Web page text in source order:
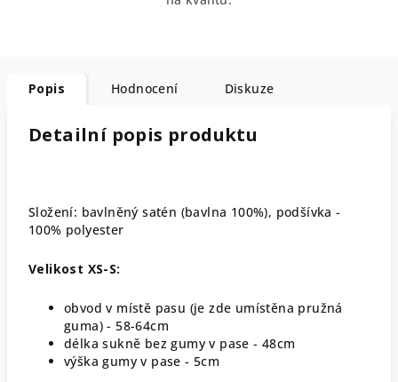
Popis Hodnocení Diskuze
Detailní popis produktu
Složení: bavlněný satén (bavlna 100%), podšívka -
100% polyester
Velikost XS-S:
obvod v místě pasu (je zde umístěna pružná
guma) - 58-64cm
délka sukně bez gumy v pase - 48cm
výška gumy v pase - 5cm